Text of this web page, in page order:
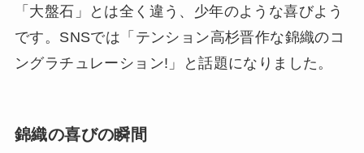
「大盤石」とは全く違う、少年のような喜びよう
です。SNSでは「テンション高杉晋作な錦織のコ
ングラチュレーション!」と話題になりました。
錦織の喜びの瞬間